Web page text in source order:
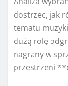
dostrzec, jak
tematu
dużą rolę
nagrany w
przestrzeni